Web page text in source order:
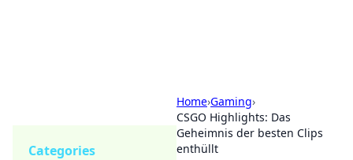
Home›Gaming›
CSGO Highlights: Das
Geheimnis der besten Clips
enthüllt
Categories